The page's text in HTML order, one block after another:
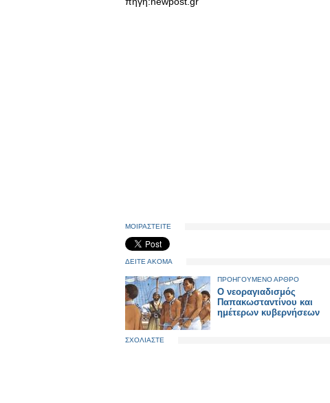
ΜΟΙΡΑΣΤΕΙΤΕ
ΔΕΙΤΕ ΑΚΟΜΑ
ΠΡΟΗΓΟΥΜΕΝΟ ΑΡΘΡΟ
Ο νεοραγιαδισμός
Παπακωσταντίνου και
ημέτερων κυβερνήσεων
ΣΧΟΛΙΑΣΤΕ